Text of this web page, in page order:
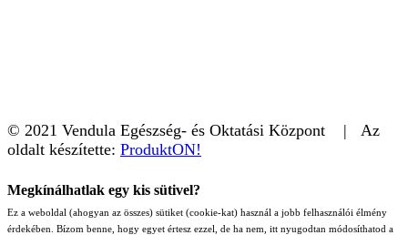
© 2021 Vendula Egészség- és Oktatási Központ | Az
oldalt készítette: ProduktON!
Megkínálhatlak egy kis sütivel?
Ez a weboldal (ahogyan az összes) sütiket (cookie-kat) használ a jobb felhasználói élmény
érdekében. Bízom benne, hogy egyet értesz ezzel, de ha nem, itt nyugodtan módosíthatod a